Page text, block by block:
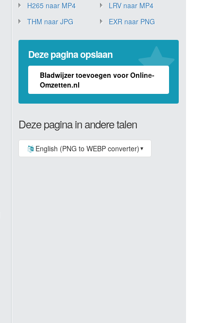
H265 naar MP4
LRV naar MP4
THM naar JPG
EXR naar PNG
Deze pagina opslaan
Bladwijzer toevoegen voor Online-
Omzetten.nl
Deze pagina in andere talen
English (PNG to WEBP converter) ▼